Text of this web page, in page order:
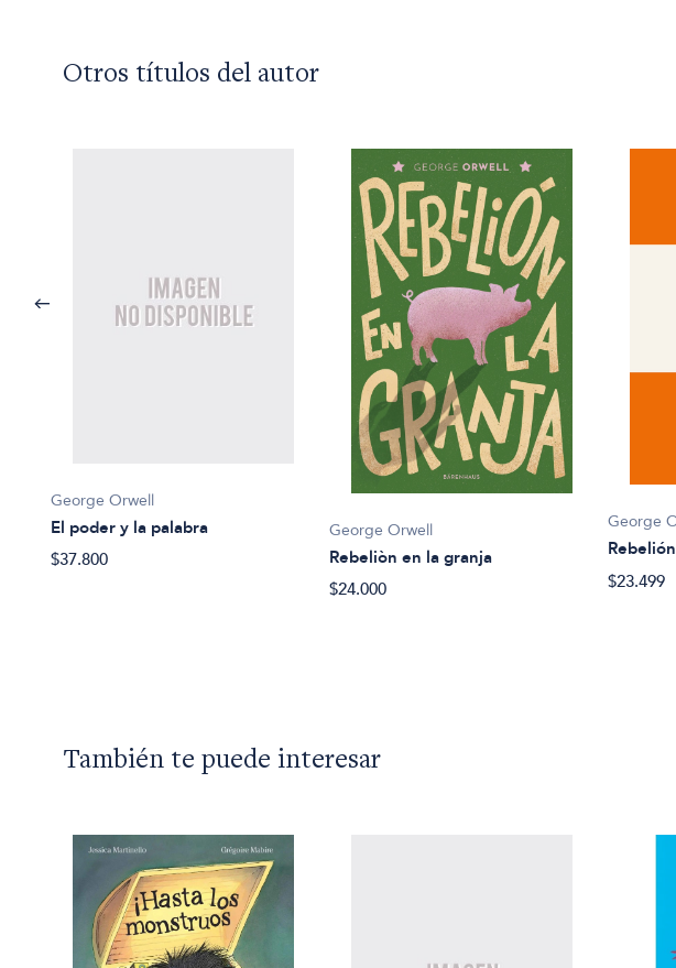
Otros títulos del autor
George Orwell
El poder y la palabra
$37.800
George Orwell
Rebeliòn en la granja
$24.000
George
$23.499
También te puede interesar